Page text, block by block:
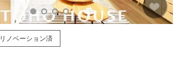
リノベーション済